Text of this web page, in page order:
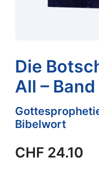
Die
All – Band
Bibelwort
CHF 24.10